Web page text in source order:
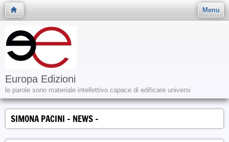
Menu
Europa Edizioni
le parole sono materiale intellettivo capace di edificare universi
SIMONA PACINI - NEWS -